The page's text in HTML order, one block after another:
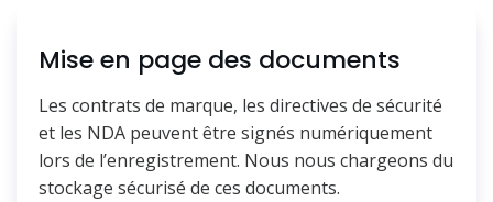
Mise en page des documents
Les contrats de marque, les directives de sécurité
et les NDA peuvent être signés numériquement
lors de l’enregistrement. Nous nous chargeons du
stockage sécurisé de ces documents.